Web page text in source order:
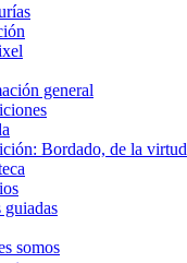
general
Bordado, de la virtud
guiadas
somos